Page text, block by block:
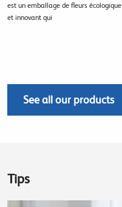
est un emballage de fleurs écologique
et innovant qui
See all our products
Tips